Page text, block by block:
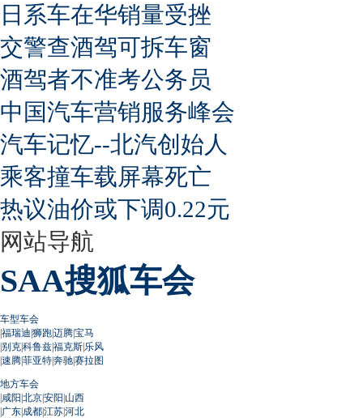
日系车在华销量受挫
交警查酒驾可拆车窗
酒驾者不准考公务员
中国汽车营销服务峰会
汽车记忆--北汽创始人
乘客撞车载屏幕死亡
热议油价或下调0.22元
网站导航
SAA搜狐车会
车型车会
|福瑞迪|狮跑|迈腾|宝马
|别克|科鲁兹|福克斯|乐风
|速腾|菲亚特|奔驰|赛拉图
地方车会
|咸阳|北京|安阳|山西
|广东|成都|江苏|河北